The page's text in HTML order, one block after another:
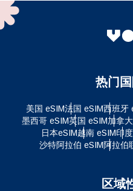
热门
美国 eSIM法国 eSIM西班牙
墨西哥 eSIM英国 eSIM加拿
日本eSIM越南 eSIM印
沙特阿拉伯 eSIM阿拉伯
区域